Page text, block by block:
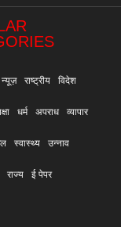
न्यूज़ राष्ट्रीय विदेश
धर्म अपराध व्यापार
स्वास्थ्य उन्नाव
राज्य ई पेपर